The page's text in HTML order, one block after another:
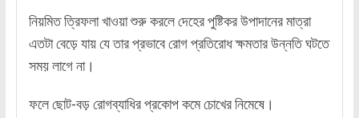
নিয়মিত ত্রিফলা খাওয়া শুরু করলে দেহের পুষ্টিকর উপাদানের মাত্রা
এতটা বেড়ে যায় যে তার প্রভাবে রোগ প্রতিরোধ ক্ষমতার উন্নতি ঘটতে
সময় লাগে না।
ফলে ছোট-বড় রোগব্যাধির প্রকোপ কমে চোখের নিমেষে।